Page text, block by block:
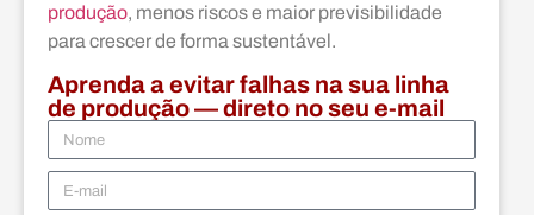
produção, menos riscos e maior previsibilidade
para crescer de forma sustentável.
Aprenda a evitar falhas na sua linha
de produção — direto no seu e-mail